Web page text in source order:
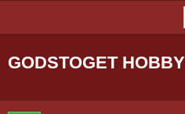
GODSTOGET HOBBY